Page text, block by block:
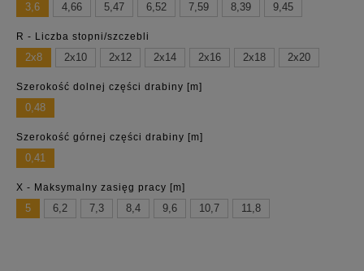
3,6 4,66 5,47 6,52 7,59 8,39 9,45
R - Liczba stopni/szczebli
2x8 2x10 2x12 2x14 2x16 2x18 2x20
Szerokość dolnej części drabiny [m]
0,48
Szerokość górnej części drabiny [m]
0,41
X - Maksymalny zasięg pracy [m]
5 6,2 7,3 8,4 9,6 10,7 11,8